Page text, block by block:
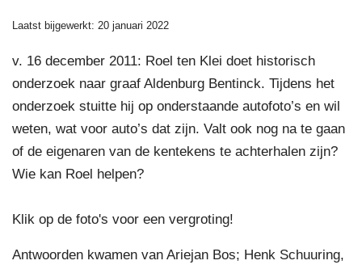
Laatst bijgewerkt: 20 januari 2022
v. 16 december 2011: Roel ten Klei doet historisch
onderzoek naar graaf Aldenburg Bentinck. Tijdens het
onderzoek stuitte hij op onderstaande autofoto’s en wil
weten, wat voor auto’s dat zijn. Valt ook nog na te gaan
of de eigenaren van de kentekens te achterhalen zijn?
Wie kan Roel helpen?
Klik op de foto's voor een vergroting!
Antwoorden kwamen van Ariejan Bos; Henk Schuuring,